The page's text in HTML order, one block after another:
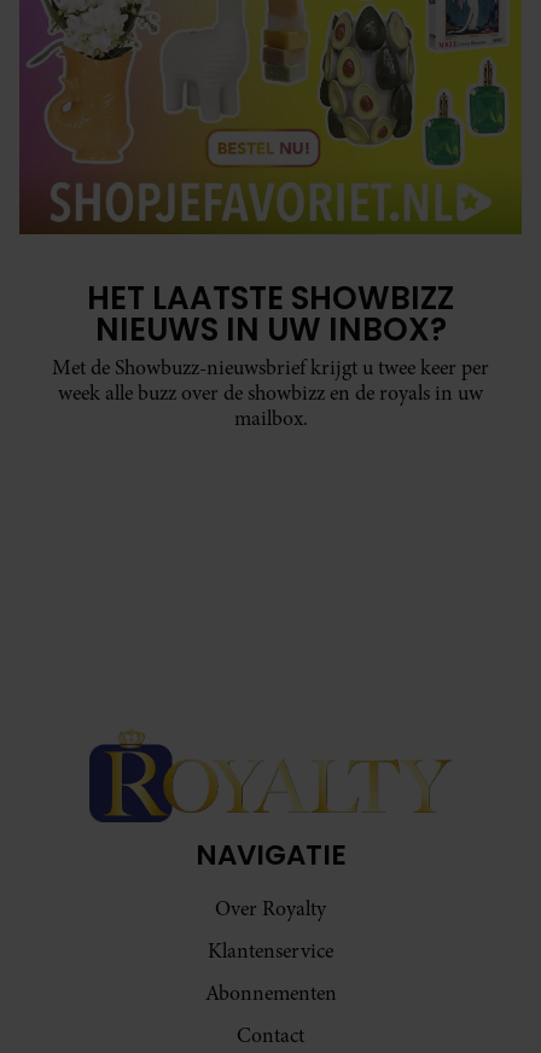
HET LAATSTE SHOWBIZZ
NIEUWS IN UW INBOX?
Met de Showbuzz-nieuwsbrief krijgt u twee keer per
week alle buzz over de showbizz en de royals in uw
mailbox.
NAVIGATIE
Over Royalty
Klantenservice
Abonnementen
Contact